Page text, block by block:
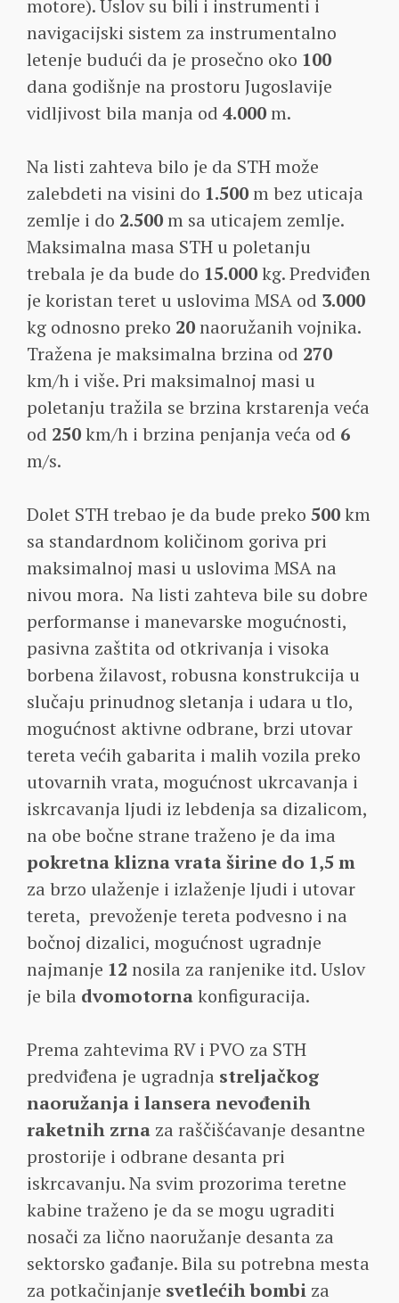
motore). Uslov su bili i instrumenti i
navigacijski sistem za instrumentalno
letenje budući da je prosečno oko 100
dana godišnje na prostoru Jugoslavije
vidljivost bila manja od 4.000m.
Na listi zahteva bilo je da STH može
zalebdeti na visini do 1.500m bez uticaja
zemlje i do 2.500m sa uticajem zemlje.
Maksimalna masa STH u poletanju
trebala je da bude do 15.000kg. Predviđen
je koristan teret u uslovima MSA od 3.000
kg odnosno preko 20naoružanih vojnika.
Tražena je maksimalna brzina od 270
km/h i više. Pri maksimalnoj masi u
poletanju tražila se brzina krstarenja veća
od 250km/h i brzina penjanja veća od 6
m/s.
Dolet STH trebao je da bude preko 500km
sa standardnom količinom goriva pri
maksimalnoj masi u uslovima MSA na
nivou mora. Na listi zahteva bile su dobre
performanse i manevarske mogućnosti,
pasivna zaštita od otkrivanja i visoka
borbena žilavost, robusna konstrukcija u
slučaju prinudnog sletanja i udara u tlo,
mogućnost aktivne odbrane, brzi utovar
tereta većih gabarita i malih vozila preko
utovarnih vrata, mogućnost ukrcavanja i
iskrcavanja ljudi iz lebdenja sa dizalicom,
na obe bočne strane traženo je da ima
pokretna klizna vrata širine do 1,5 m
za brzo ulaženje i izlaženje ljudi i utovar
tereta, prevoženje tereta podvesno i na
bočnoj dizalici, mogućnost ugradnje
najmanje 12 nosila za ranjenike itd. Uslov
je bila dvomotornakonfiguracija.
Prema zahtevima RV i PVO za STH
predviđena je ugradnja streljačkog
naoružanja i lansera nevođenih
raketnih zrna za raščišćavanje desantne
prostorije i odbrane desanta pri
iskrcavanju. Na svim prozorima teretne
kabine traženo je da se mogu ugraditi
nosači za lično naoružanje desanta za
sektorsko gađanje. Bila su potrebna mesta
za potkačinjanje svetlećih bombi za